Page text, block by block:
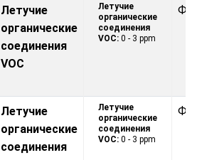
Летучие
органические
соединения
VOC
Летучие
органические
соединения
VOC: 0 - 3 ppm
Летучие
органические
соединения
Летучие
органические
соединения
VOC: 0 - 3 ppm